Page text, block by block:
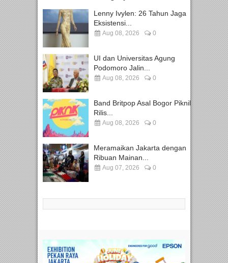
Lenny Ivylen: 26 Tahun Jaga
Eksistensi...
Aug 08, 2026 0
UI dan Universitas Agung
Podomoro Jalin...
Aug 08, 2026 0
Band Britpop Asal Bogor Piknik
Rilis...
Aug 08, 2026 0
Meramaikan Jakarta dengan
Ribuan Mainan...
Aug 07, 2026 0